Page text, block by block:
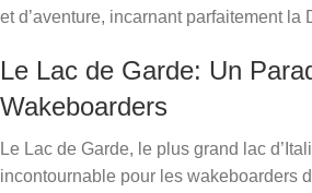
et d’aventure, incarnant parfaitement la
Le Lac de Garde: Un
Wakeboarders
Le Lac de Garde, le plus grand lac
incontournable pour les wakeboarders